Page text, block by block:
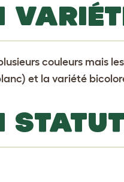
couleurs mais
et la variété
STATUT